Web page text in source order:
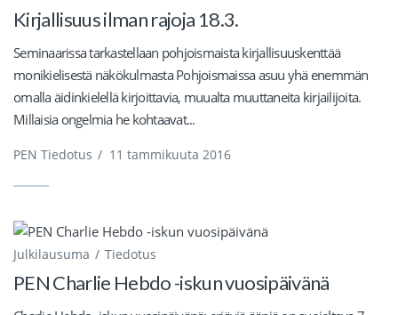
Kirjallisuus ilman rajoja 18.3.
Seminaarissa tarkastellaan pohjoismaista kirjallisuuskenttää
monikielisestä näkökulmasta Pohjoismaissa asuu yhä enemmän
omalla äidinkielellä kirjoittavia, muualta muuttaneita kirjailijoita.
Millaisia ongelmia he kohtaavat...
PEN Tiedotus / 11 tammikuuta 2016
Julkilausuma Tiedotus
PEN Charlie Hebdo -iskun vuosipäivänä